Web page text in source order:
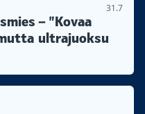
31.7
– ”Kovaa
ultrajuoksu